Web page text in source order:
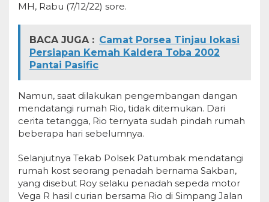
MH, Rabu (7/12/22) sore.
BACA JUGA : Camat Porsea Tinjau lokasi
Persiapan Kemah Kaldera Toba 2002
Pantai Pasific
Namun, saat dilakukan pengembangan dangan
mendatangi rumah Rio, tidak ditemukan. Dari
cerita tetangga, Rio ternyata sudah pindah rumah
beberapa hari sebelumnya.
Selanjutnya Tekab Polsek Patumbak mendatangi
rumah kost seorang penadah bernama Sakban,
yang disebut Roy selaku penadah sepeda motor
Vega R hasil curian bersama Rio di Simpang Jalan